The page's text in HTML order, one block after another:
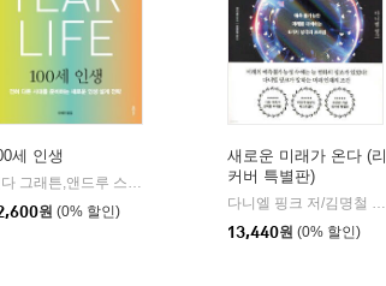
경비피)
세 인생
린다 그래튼,앤드루 스콧 공저/안세민 역 | 클
원 (0% 할인)
새로운 미래가 온다 (리
커버 특별판)
다니엘 핑크 저/김명철 역/정지훈 감수
13,440원 (0% 할인)